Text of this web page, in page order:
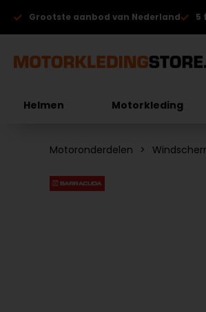
Grootste aanbod van Nederland 5
Helmen Motorkleding
Motoronderdelen